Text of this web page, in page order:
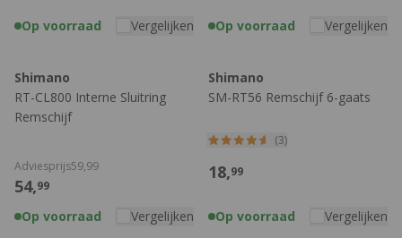
Op voorraad Vergelijken Op voorraad Vergelijken
Shimano
RT-CL800 Interne Sluitring
Remschijf
54,99
Adviesprijs59,99
Op voorraad Vergelijken
Shimano
SM-RT56 Remschijf 6-gaats
(3)
18,99
Op voorraad Vergelijken